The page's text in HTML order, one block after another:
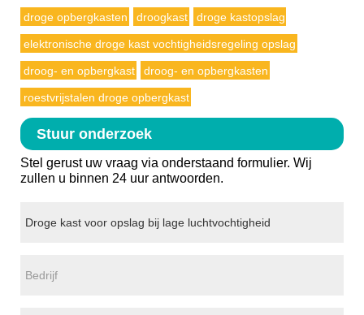
droge opbergkasten droogkast droge kastopslag
elektronische droge kast vochtigheidsregeling opslag
droog- en opbergkast droog- en opbergkasten
roestvrijstalen droge opbergkast
Stuur onderzoek
Stel gerust uw vraag via onderstaand formulier. Wij
zullen u binnen 24 uur antwoorden.